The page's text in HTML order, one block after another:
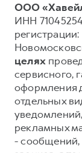
ООО
ИНН
регистрации:
целях
сервисного,
оформления
отдельных
рекламных
- сообщений,